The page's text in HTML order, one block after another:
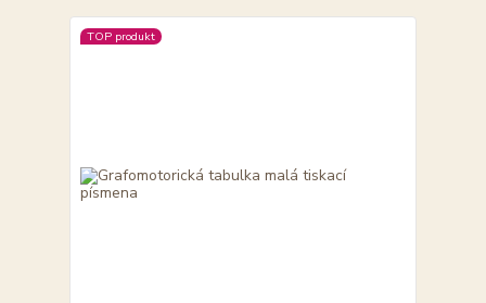
TOP produkt